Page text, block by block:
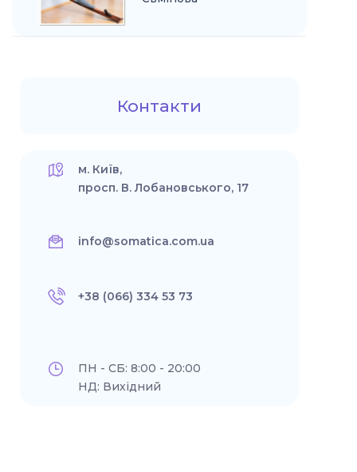
Контакти
м. Київ,
просп. В. Лобановського, 17
info@somatica.com.ua
+38 (066) 334 53 73
ПН - СБ: 8:00 - 20:00
НД: Вихідний